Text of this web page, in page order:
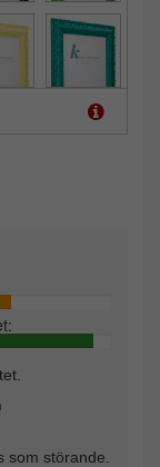
som störande.